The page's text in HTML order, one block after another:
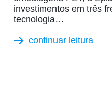
investimentos em três
tecnologia…
continuar leitura